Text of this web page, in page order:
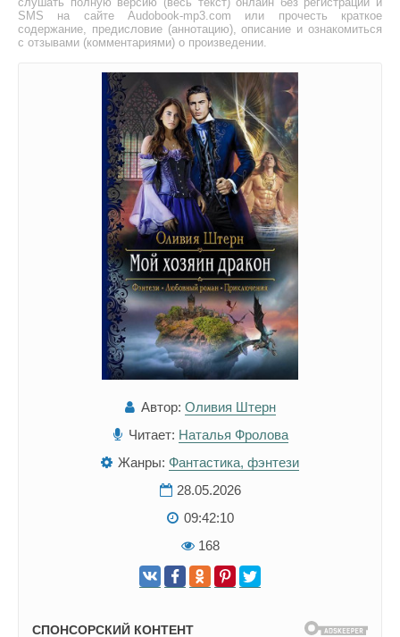
SMS на сайте Audobook-mp3.com или прочесть краткое
содержание, предисловие (аннотацию), описание и ознакомиться
с отзывами (комментариями) о произведении.
Автор: Оливия Штерн
Читает: Наталья Фролова
Жанры: Фантастика, фэнтези
28.05.2026
09:42:10
168